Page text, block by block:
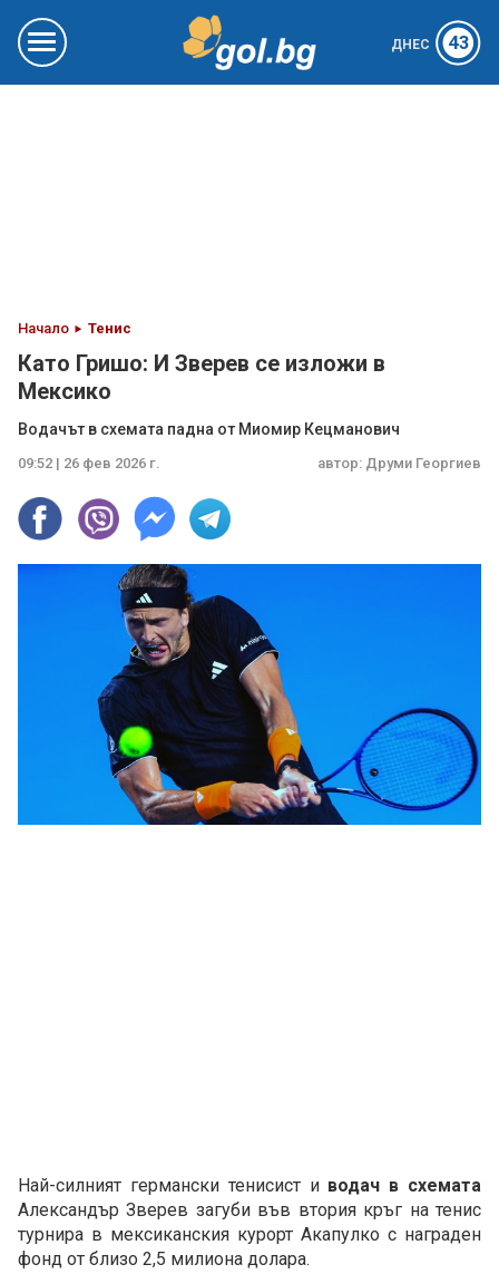
ДНЕС 43
Начало Тенис
Като Гришо: И Зверев се изложи в
Мексико
Водачът в схемата падна от Миомир Кецманович
09:52 | 26 фев 2026 г. автор: Друми Георгиев
Най-силният германски тенисист и водач в схемата
Александър Зверев загуби във втория кръг на тенис
турнира в мексиканския курорт Акапулко с награден
фонд от близо 2,5 милиона долара.